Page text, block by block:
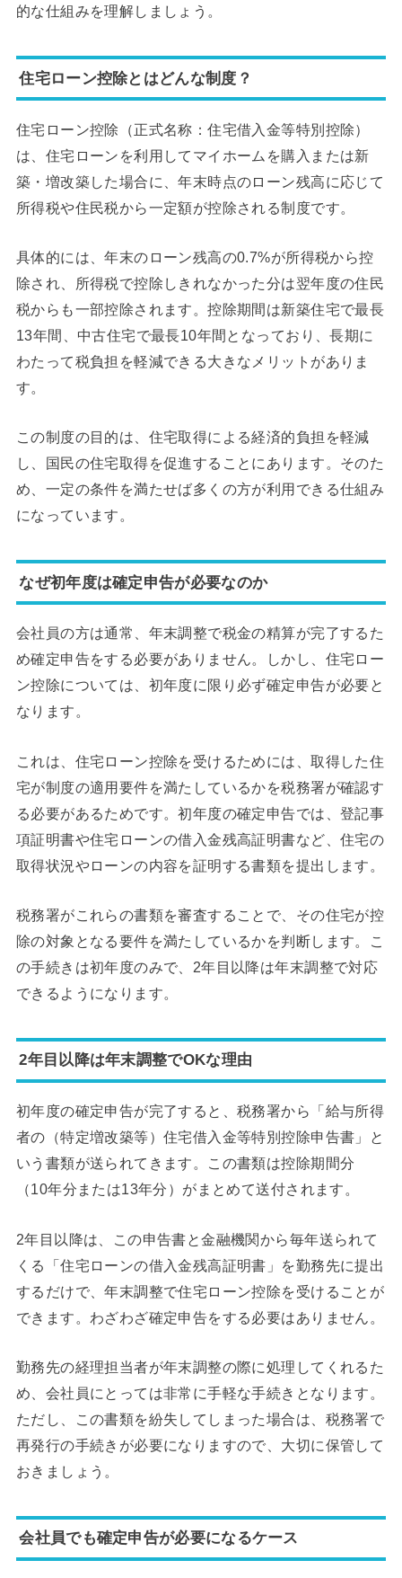
的な仕組みを理解しましょう。
住宅ローン控除とはどんな制度？
住宅ローン控除（正式名称：住宅借入金等特別控除）
は、住宅ローンを利用してマイホームを購入または新
築・増改築した場合に、年末時点のローン残高に応じて
所得税や住民税から一定額が控除される制度です。
具体的には、年末のローン残高の0.7%が所得税から控
除され、所得税で控除しきれなかった分は翌年度の住民
税からも一部控除されます。控除期間は新築住宅で最長
13年間、中古住宅で最長10年間となっており、長期に
わたって税負担を軽減できる大きなメリットがありま
す。
この制度の目的は、住宅取得による経済的負担を軽減
し、国民の住宅取得を促進することにあります。そのた
め、一定の条件を満たせば多くの方が利用できる仕組み
になっています。
なぜ初年度は確定申告が必要なのか
会社員の方は通常、年末調整で税金の精算が完了するた
め確定申告をする必要がありません。しかし、住宅ロー
ン控除については、初年度に限り必ず確定申告が必要と
なります。
これは、住宅ローン控除を受けるためには、取得した住
宅が制度の適用要件を満たしているかを税務署が確認す
る必要があるためです。初年度の確定申告では、登記事
項証明書や住宅ローンの借入金残高証明書など、住宅の
取得状況やローンの内容を証明する書類を提出します。
税務署がこれらの書類を審査することで、その住宅が控
除の対象となる要件を満たしているかを判断します。こ
の手続きは初年度のみで、2年目以降は年末調整で対応
できるようになります。
2年目以降は年末調整でOKな理由
初年度の確定申告が完了すると、税務署から「給与所得
者の（特定増改築等）住宅借入金等特別控除申告書」と
いう書類が送られてきます。この書類は控除期間分
（10年分または13年分）がまとめて送付されます。
2年目以降は、この申告書と金融機関から毎年送られて
くる「住宅ローンの借入金残高証明書」を勤務先に提出
するだけで、年末調整で住宅ローン控除を受けることが
できます。わざわざ確定申告をする必要はありません。
勤務先の経理担当者が年末調整の際に処理してくれるた
め、会社員にとっては非常に手軽な手続きとなります。
ただし、この書類を紛失してしまった場合は、税務署で
再発行の手続きが必要になりますので、大切に保管して
おきましょう。
会社員でも確定申告が必要になるケース